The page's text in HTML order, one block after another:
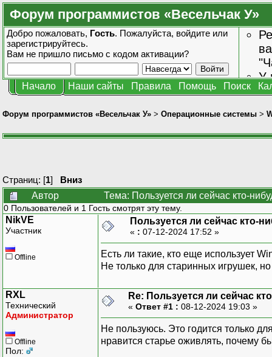
Форум программистов «Весельчак У»
Добро пожаловать, Гость. Пожалуйста, войдите или
зарегистрируйтесь.
Вам не пришло письмо с кодом активации?
У
Начало Наши сайты Правила Помощь Поиск
Форум программистов «Весельчак У» > Операционные системы >
Страниц: [1] Вниз
Автор
Тема: Пользуется ли сейчас кто-
0 Пользователей и 1 Гость смотрят эту тему.
NikVE
Участник
Offline
Пользуется ли сейчас кто-
« : 07-12-2024 17:52 »
Есть ли такие, кто еще использует
Не только для старинных игрушек,
RXL
Технический
Администратор
Offline
Пол:
Re: Пользуется ли сейчас
« Ответ #1 : 08-12-2024 19:03 »
Не пользуюсь. Это годится только
нравится старье оживлять, почему